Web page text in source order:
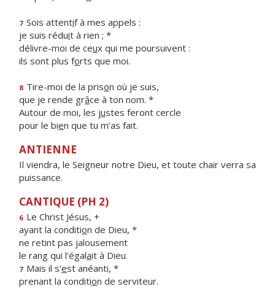
7 Sois attentif à mes appels :
je suis réduit à rien ; *
délivre-moi de ceux qui me poursuivent :
ils sont plus forts que moi.
8 Tire-moi de la prison où je suis,
que je rende grâce à ton nom. *
Autour de moi, les justes feront cercle
pour le bien que tu m’as fait.
ANTIENNE
Il viendra, le Seigneur notre Dieu, et toute chair verra sa
puissance.
CANTIQUE (PH 2)
6 Le Christ Jésus, +
ayant la condition de Dieu, *
ne retint pas jalousement
le rang qui l'égalait à Dieu.
7 Mais il s'est anéanti, *
prenant la condition de serviteur.